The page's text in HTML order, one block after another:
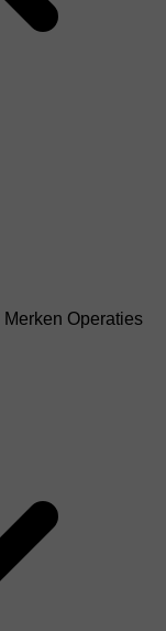
Merken Operaties